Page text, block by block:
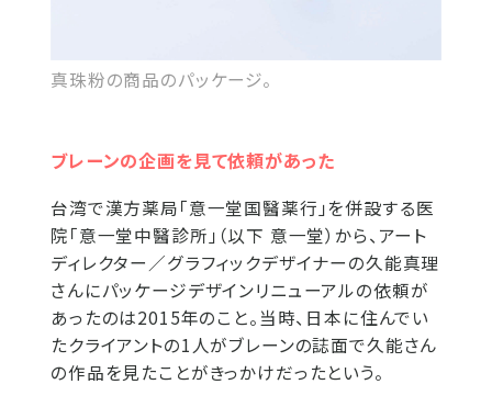
真珠粉の商品のパッケージ。
ブレーンの企画を見て依頼があった
台湾で漢方薬局「意一堂国醫薬行」を併設する医
院「意一堂中醫診所」（以下 意一堂）から、アート
ディレクター／グラフィックデザイナーの久能真理
さんにパッケージデザインリニューアルの依頼が
あったのは2015年のこと。当時、日本に住んでい
たクライアントの1人がブレーンの誌面で久能さん
の作品を見たことがきっかけだったという。